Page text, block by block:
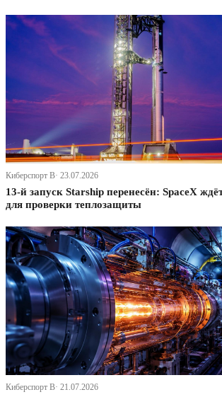
Киберспорт В· 23.07.2026
13-й запуск Starship перенесён: SpaceX
для проверки теплозащиты
Киберспорт В· 21.07.2026